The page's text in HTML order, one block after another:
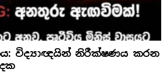
විද්‍යාඥයින් නිරීක්ෂණය කරන